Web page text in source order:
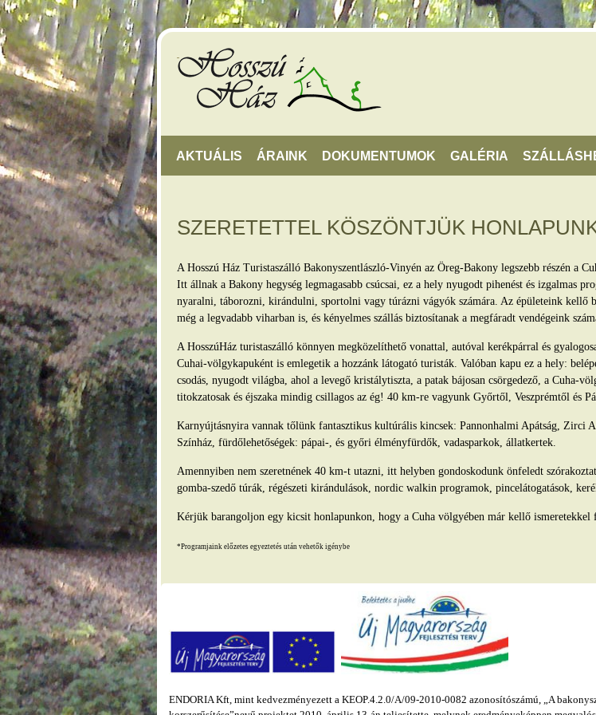
AKTUÁLIS ÁRAINK DOKUMENTUMOK GALÉRIA
SZERETETTEL KÖSZÖNTJÜK
A Hosszú Ház Turistaszálló Bakonyszentlászló-Vinyén az Öreg-Bakony legszebb részén a
Itt állnak a Bakony hegység legmagasabb csúcsai, ez a hely nyugodt pihenést és izgalmas
nyaralni, táborozni, kirándulni, sportolni vagy túrázni vágyók számára. Az épületeink kellő
még a legvadabb viharban is, és kényelmes szállás biztosítanak a megfáradt vendégeink
A HosszúHáz turistaszálló könnyen megközelíthető vonattal, autóval kerékpárral és
Cuhai-völgykapuként is emlegetik a hozzánk látogató turisták. Valóban kapu ez a hely:
csodás, nyugodt világba, ahol a levegő kristálytiszta, a patak bájosan csörgedező, a Cuha-
titokzatosak és éjszaka mindig csillagos az ég! 40 km-re vagyunk Győrtől, Veszprémtől és
Karnyújtásnyira vannak tőlünk fantasztikus kultúrális kincsek: Pannonhalmi Apátság, Zirci
Színház, fürdőlehetőségek: pápai-, és győri élményfürdők, vadasparkok, állatkertek.
Amennyiben nem szeretnének 40 km-t utazni, itt helyben gondoskodunk önfeledt
gomba-szedő túrák, régészeti kirándulások, nordic walkin programok, pincelátogatások,
Kérjük barangoljon egy kicsit honlapunkon, hogy a Cuha völgyében már kellő ismeretekkel
*Programjaink előzetes egyeztetés után vehetők igénybe
ENDORIA Kft, mint kedvezményezett a KEOP.4.2.0/A/09-2010-0082 azonosítószámú, „A